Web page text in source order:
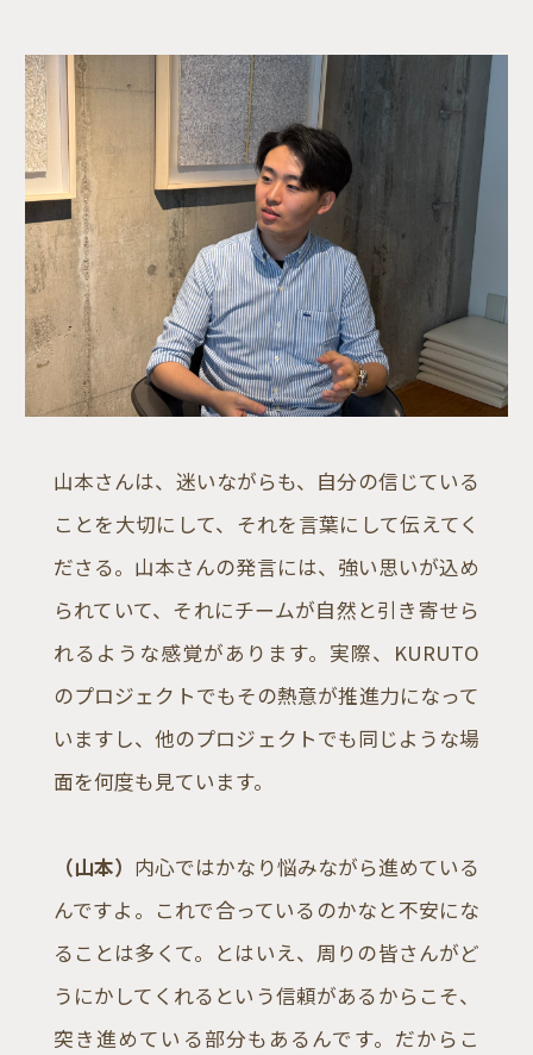
山本さんは、迷いながらも、自分の信じている
ことを大切にして、それを言葉にして伝えてく
ださる。山本さんの発言には、強い思いが込め
られていて、それにチームが自然と引き寄せら
れるような感覚があります。実際、KURUTO
のプロジェクトでもその熱意が推進力になって
いますし、他のプロジェクトでも同じような場
面を何度も見ています。
（山本） 内心ではかなり悩みながら進めている
んですよ。これで合っているのかなと不安にな
ることは多くて。とはいえ、周りの皆さんがど
うにかしてくれるという信頼があるからこそ、
突き進めている部分もあるんです。だからこ